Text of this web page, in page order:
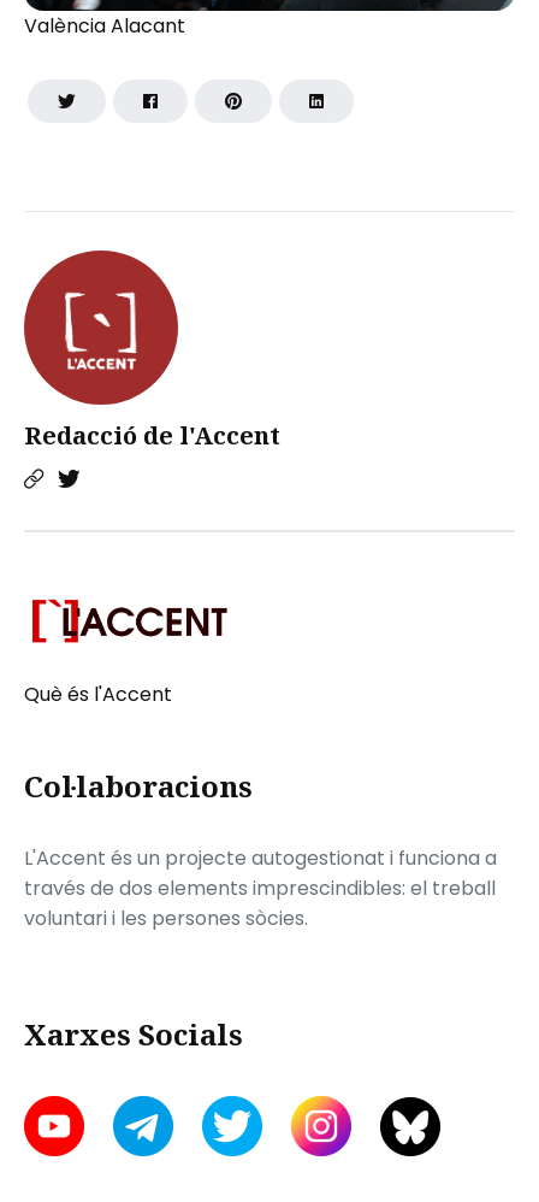
Redacció de l'Accent
València Alacant
Què és l'Accent
Col·laboracions
L'Accent és un projecte autogestionat i funciona a
través de dos elements imprescindibles: el treball
voluntari i les persones sòcies.
Xarxes Socials